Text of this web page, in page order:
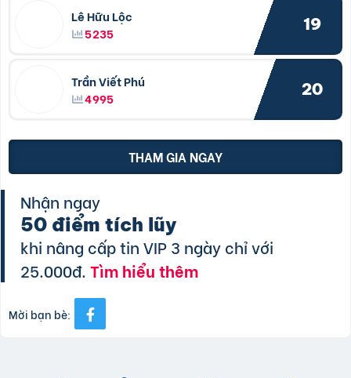
Lê Hữu Lộc
5235
19
Trần Viết Phú
4995
20
THAM GIA NGAY
Nhận ngay
50 điểm tích lũy
khi nâng cấp tin VIP 3 ngày chỉ với
25.000đ.Tìm hiểu thêm
Mời bạn bè: